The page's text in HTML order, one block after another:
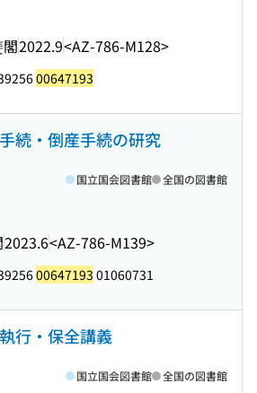
2022.9<AZ-786-M128>
00647193
続・倒産手続の研究
2023.6<AZ-786-M139>
国立国会図書館 全国の図書館
00647193 01060731
行・保全講義
国立国会図書館 全国の図書館